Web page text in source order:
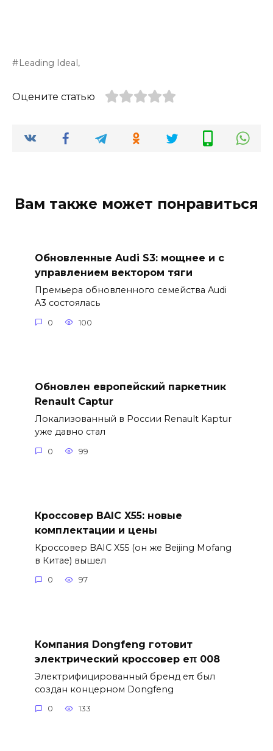
Leading Ideal,
Оцените статью
Вам также может понравиться
Обновленные Audi S3: мощнее и с
управлением вектором тяги
Премьера обновленного семейства Audi
A3 состоялась
0 100
Обновлен европейский паркетник
Renault Captur
Локализованный в России Renault Kaptur
уже давно стал
0 99
Кроссовер BAIC X55: новые
комплектации и цены
Кроссовер BAIC X55 (он же Beijing Mofang
в Китае) вышел
0 97
Компания Dongfeng готовит
электрический кроссовер eπ 008
Электрифицированный бренд eπ был
создан концерном Dongfeng
0 133